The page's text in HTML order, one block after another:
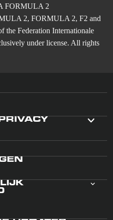
FORMULA 2
2, FORMULA 2, F2 and
the Federation Internationale
under license. All rights